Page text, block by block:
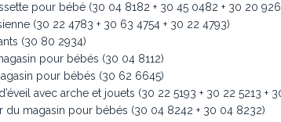
pour bébé (30 04 8182 + 30 45 0482 + 30 20
(30 22 4783 + 30 63 4754 + 30 22 4793)
(30 80 2934)
pour bébés (30 04 8112)
pour bébés (30 62 6645)
avec arche et jouets (30 22 5193 + 30 22 5213 +
du magasin pour bébés (30 04 8242 + 30 04 8232)